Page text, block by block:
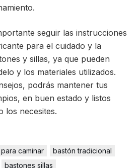
seguir las instrucciones
para el cuidado y la
y sillas, ya que pueden
y los materiales utilizados.
podrás mantener tus
en buen estado y listos
los necesites.
caminar
bastón tradicional
bastones sillas